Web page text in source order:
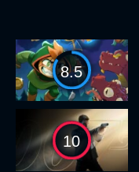
8.5
10